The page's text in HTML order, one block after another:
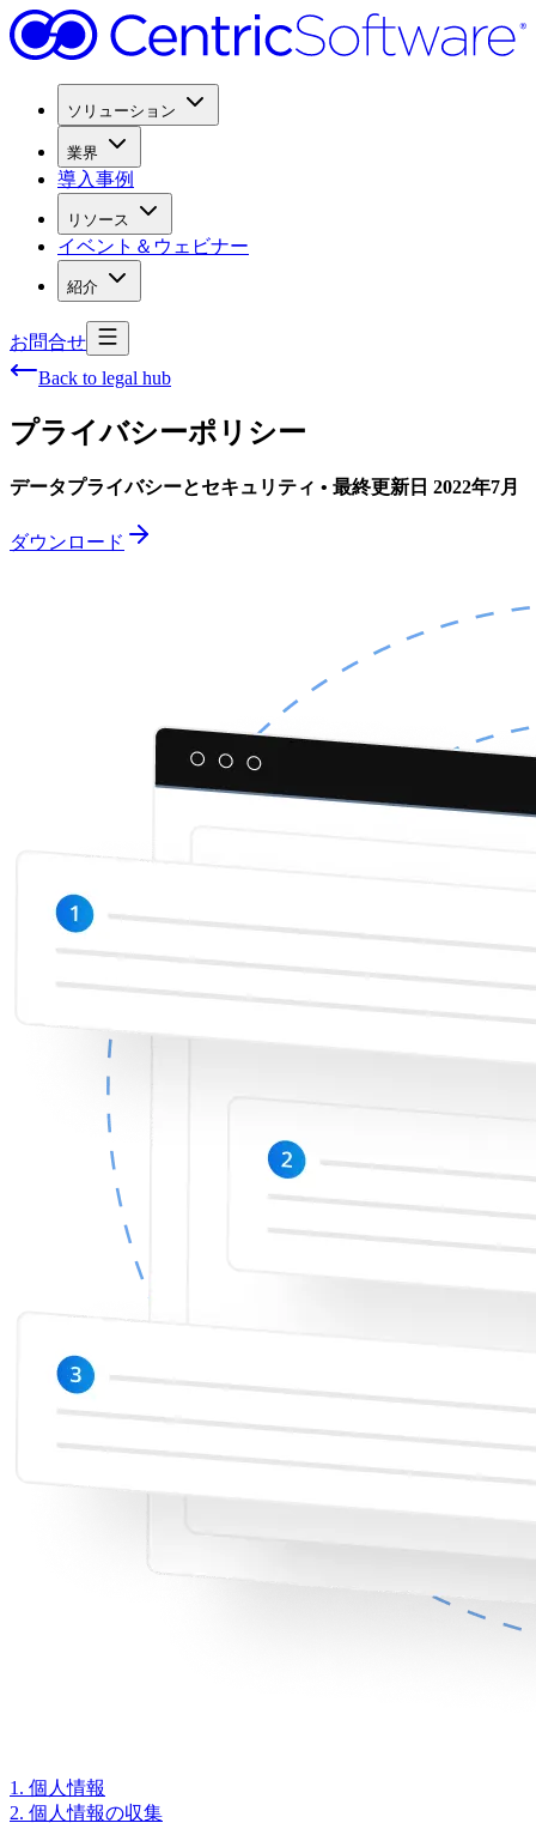
ソリューション
業界
導入事例
リソース
イベント＆ウェビナー
紹介
お問合せ
Back to legal hub
プライバシーポリシー
データプライバシーとセキュリティ • 最終更新日 2022年7月
ダウンロード
1. 個人情報
2. 個人情報の収集